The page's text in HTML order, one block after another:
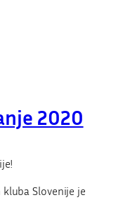
2020
Slovenije je